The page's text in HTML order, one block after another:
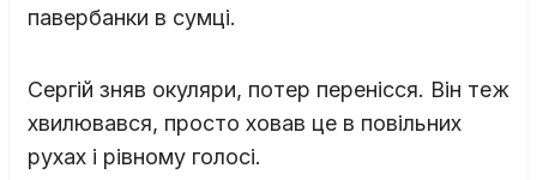
павербанки в сумці.
Сергій зняв окуляри, потер перенісся. Він теж
хвилювався, просто ховав це в повільних
рухах і рівному голосі.